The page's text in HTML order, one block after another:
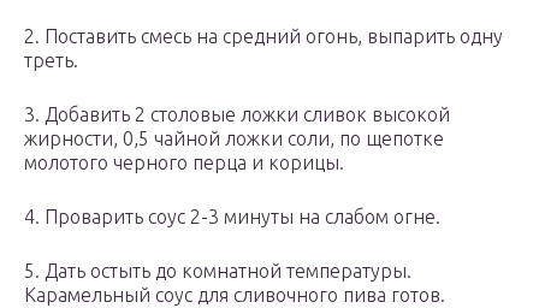
2. Поставить смесь на средний огонь, выпарить одну
треть.
3. Добавить 2 столовые ложки сливок высокой
жирности, 0,5 чайной ложки соли, по щепотке
молотого черного перца и корицы.
4. Проварить соус 2-3 минуты на слабом огне.
5. Дать остыть до комнатной температуры.
Карамельный соус для сливочного пива готов.